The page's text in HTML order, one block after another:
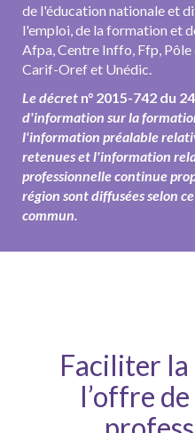
de l'éducation nationale et
l'emploi, de la formation et
Afpa, Centre Inffo, Ffp, Pôle
Carif-Oref et Unédic.
Le décret n° 2015-742 du
d'information sur la
l'information préalable
retenues et l'information
professionnelle continue
région sont diffusées selon
commun.
Faciliter
l’offre